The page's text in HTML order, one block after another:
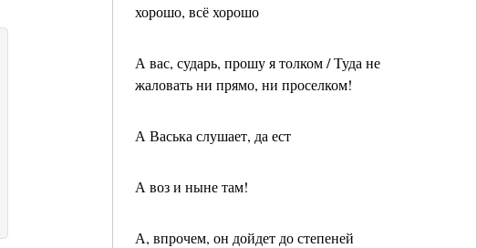
хорошо, всё хорошо
А вас, сударь, прошу я толком / Туда не
жаловать ни прямо, ни проселком!
А Васька слушает, да ест
А воз и ныне там!
А, впрочем, он дойдет до степеней